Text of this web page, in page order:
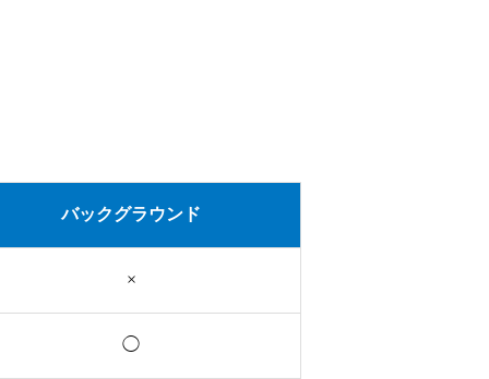
バックグラウンド
×
◯